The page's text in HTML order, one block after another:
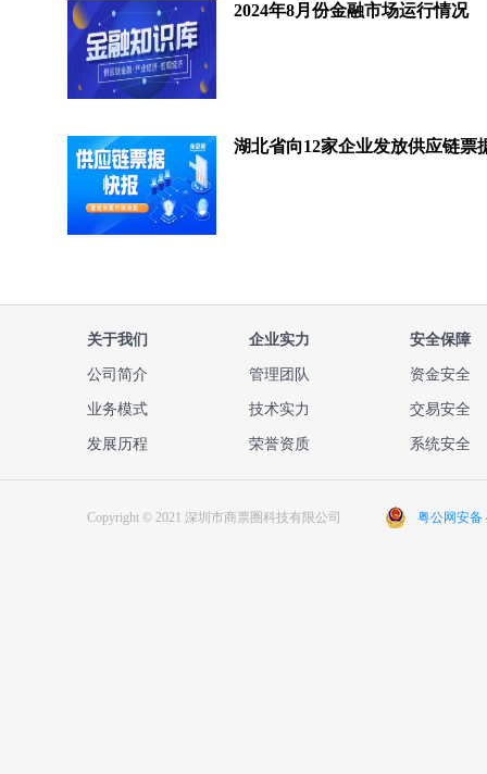
2024年8月份金融市场运行情况
关于我们
公司简介
业务模式
发展历程
企业实力
管理团队
技术实力
荣誉资质
安全保障
资金安全
交易安全
系统安全
Copyright © 2021 深圳市商票圈科技有限公司 粤公网安备